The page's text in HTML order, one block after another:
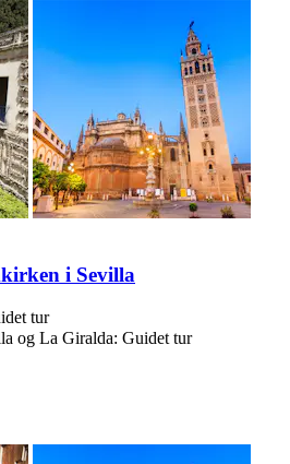
i Sevilla
tur
og La Giralda: Guidet tur